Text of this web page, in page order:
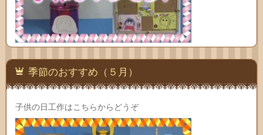
季節のおすすめ（５月）
子供の日工作はこちらからどうぞ